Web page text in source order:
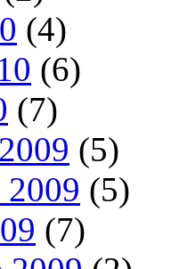
(4)
(6)
(7)
(5)
(5)
(7)